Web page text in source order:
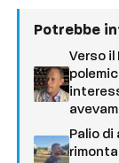
Potrebbe
Verso il
Palio di